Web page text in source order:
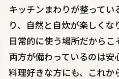
キッチンまわりが整って
り、自然と自炊が楽しくな
日常的に使う場所だから
両方が備わっているのは安
料理好きな方にも、これか